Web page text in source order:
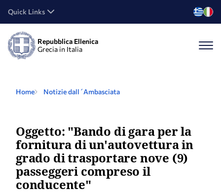
Quick Links
Repubblica Ellenica
Grecia in Italia
Home Notizie dall´Ambasciata
Oggetto: "Bando di gara per la
fornitura di un'autovettura in
grado di trasportare nove (9)
passeggeri compreso il
conducente"